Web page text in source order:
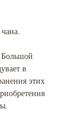
в
этих